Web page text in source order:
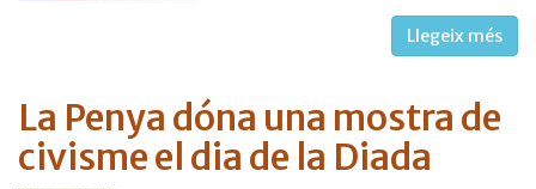
Llegeix més
La Penya dóna una mostra de
civisme el dia de la Diada